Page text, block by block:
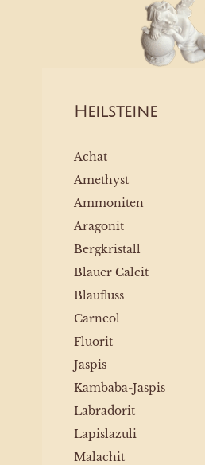
Heilsteine
Achat
Amethyst
Ammoniten
Aragonit
Bergkristall
Blauer Calcit
Blaufluss
Carneol
Fluorit
Jaspis
Kambaba-Jaspis
Labradorit
Lapislazuli
Malachit